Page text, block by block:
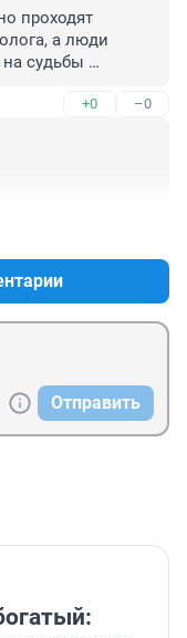
проходят
а люди
судьбы
+0 –0
Отправить